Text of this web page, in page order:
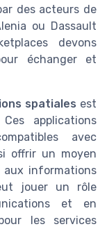
des acteurs de
ou Dassault
devons
échanger et
spatiales est
applications
avec
offrir un moyen
informations
jouer un rôle
et en
les services